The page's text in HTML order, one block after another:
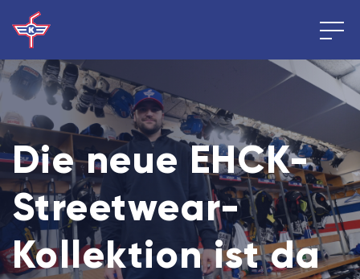
Die neue EHCK-
Streetwear-
Kollektion ist da